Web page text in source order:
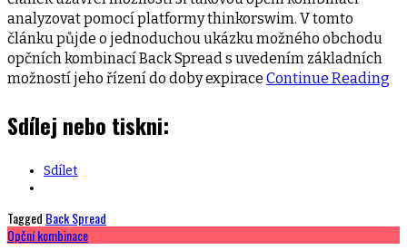
analyzovat pomocí platformy thinkorswim. V tomto
článku půjde o jednoduchou ukázku možného obchodu
opčních kombinací Back Spread s uvedením základních
možností jeho řízení do doby expirace Continue Reading
Sdílej nebo tiskni:
Sdílet
Tagged Back Spread
Opční kombinace